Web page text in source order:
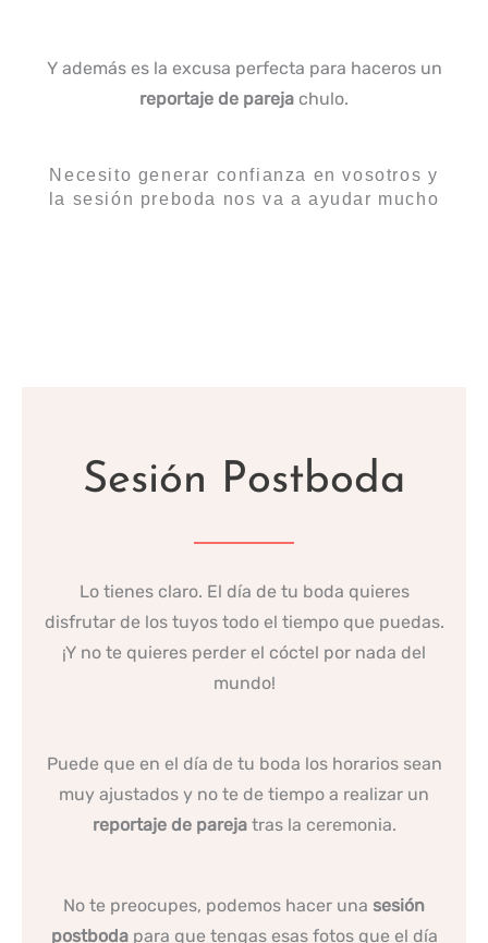
Y además es la excusa perfecta para haceros un
reportaje de pareja chulo.
Necesito generar confianza en vosotros y
la sesión preboda nos va a ayudar mucho
Sesión Postboda
Lo tienes claro. El día de tu boda quieres
disfrutar de los tuyos todo el tiempo que puedas.
¡Y no te quieres perder el cóctel por nada del
mundo!
Puede que en el día de tu boda los horarios sean
muy ajustados y no te de tiempo a realizar un
reportaje de parejatras la ceremonia.
No te preocupes, podemos hacer una sesión
postbodapara que tengas esas fotos que el día